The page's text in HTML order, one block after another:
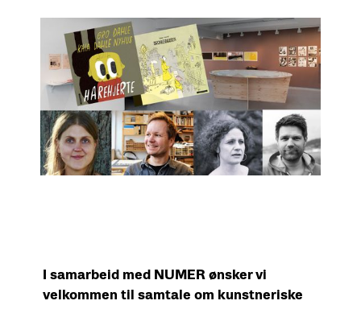
I samarbeid med NUMER ønsker vi
velkommen til samtale om kunstneriske